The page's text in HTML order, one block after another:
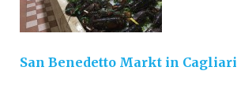
San Benedetto Markt in Cagliari